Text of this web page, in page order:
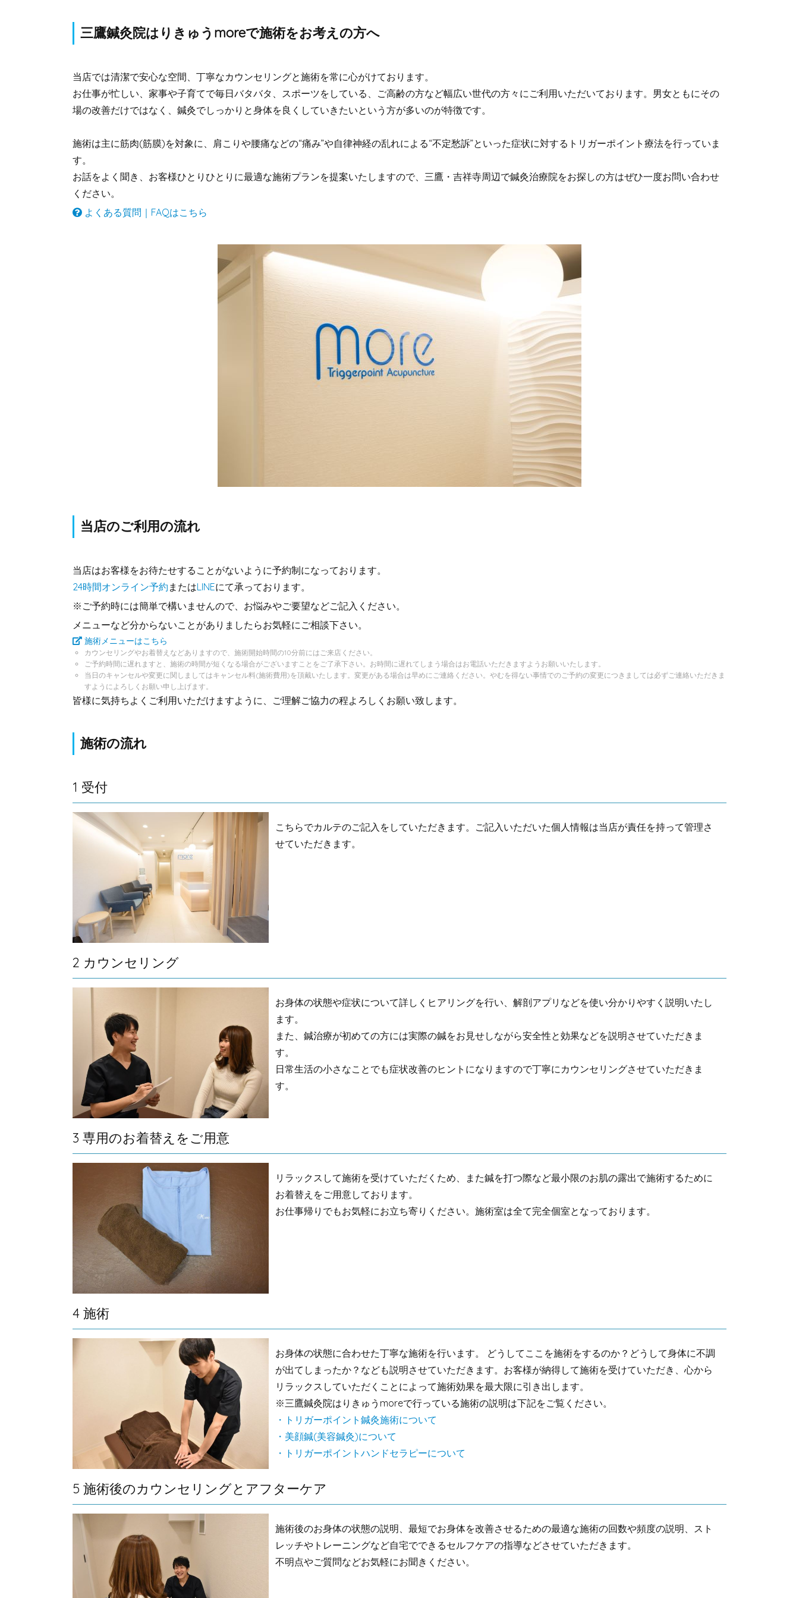
三鷹鍼灸院はりきゅうmoreで施術をお考えの方へ
当店では清潔で安心な空間、丁寧なカウンセリングと施術を常に心がけております。
お仕事が忙しい、家事や子育てで毎日バタバタ、スポーツをしている、ご高齢の方など幅広い世代の方々にご利用いただいております。男女ともにその
場の改善だけではなく、鍼灸でしっかりと身体を良くしていきたいという方が多いのが特徴です。
施術は主に筋肉(筋膜)を対象に、肩こりや腰痛などの“痛み”や自律神経の乱れによる“不定愁訴”といった症状に対するトリガーポイント療法を行っていま
す。
お話をよく聞き、お客様ひとりひとりに最適な施術プランを提案いたしますので、三鷹・吉祥寺周辺で鍼灸治療院をお探しの方はぜひ一度お問い合わせ
ください。
よくある質問｜FAQはこちら
当店のご利用の流れ
当店はお客様をお待たせすることがないように予約制になっております。
24時間オンライン予約 またはLINEにて承っております。
※ご予約時には簡単で構いませんので、お悩みやご要望などご記入ください。
メニューなど分からないことがありましたらお気軽にご相談下さい。
施術メニューはこちら
カウンセリングやお着替えなどありますので、施術開始時間の10分前にはご来店ください。
ご予約時間に遅れますと、施術の時間が短くなる場合がございますことをご了承下さい。お時間に遅れてしまう場合はお電話いただきますようお願いいたします。
当日のキャンセルや変更に関しましてはキャンセル料(施術費用)を頂戴いたします。変更がある場合は早めにご連絡ください。やむを得ない事情でのご予約の変更につきましては必ずご連絡いただきま
すようによろしくお願い申し上げます。
皆様に気持ちよくご利用いただけますように、ご理解ご協力の程よろしくお願い致します。
施術の流れ
1 受付
こちらでカルテのご記入をしていただきます。ご記入いただいた個人情報は当店が責任を持って管理さ
せていただきます。
2 カウンセリング
お身体の状態や症状について詳しくヒアリングを行い、解剖アプリなどを使い分かりやすく説明いたし
ます。
また、鍼治療が初めての方には実際の鍼をお見せしながら安全性と効果などを説明させていただきま
す。
日常生活の小さなことでも症状改善のヒントになりますので丁寧にカウンセリングさせていただきま
す。
3 専用のお着替えをご用意
リラックスして施術を受けていただくため、また鍼を打つ際など最小限のお肌の露出で施術するために
お着替えをご用意しております。
お仕事帰りでもお気軽にお立ち寄りください。施術室は全て完全個室となっております。
4 施術
お身体の状態に合わせた丁寧な施術を行います。 どうしてここを施術をするのか？どうして身体に不調
が出てしまったか？なども説明させていただきます。お客様が納得して施術を受けていただき、心から
リラックスしていただくことによって施術効果を最大限に引き出します。
※三鷹鍼灸院はりきゅうmoreで行っている施術の説明は下記をご覧ください。
・トリガーポイント鍼灸施術について
・美顔鍼(美容鍼灸)について
・トリガーポイントハンドセラピーについて
5 施術後のカウンセリングとアフターケア
施術後のお身体の状態の説明、最短でお身体を改善させるための最適な施術の回数や頻度の説明、スト
レッチやトレーニングなど自宅でできるセルフケアの指導などさせていただきます。
不明点やご質問などお気軽にお聞きください。